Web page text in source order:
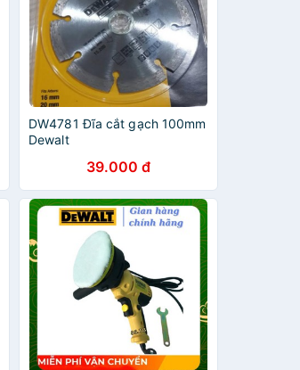
DW4781 Đĩa cắt gạch 100mm
Dewalt
39.000 đ